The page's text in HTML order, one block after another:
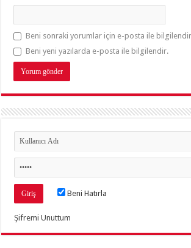
Beni sonraki yorumlar için e-posta ile
Beni yeni yazılarda e-posta ile bilgilendir.
Beni Hatırla
Şifremi Unuttum